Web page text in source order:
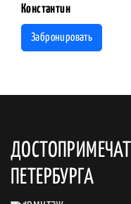
Константин
Забронировать
ПЕТЕРБУРГА